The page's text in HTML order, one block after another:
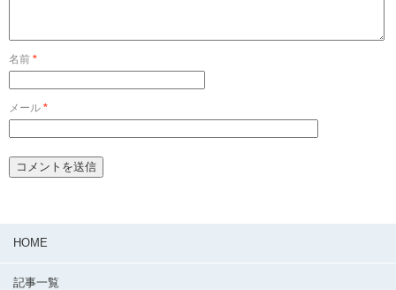
名前 *
メール *
HOME
記事一覧